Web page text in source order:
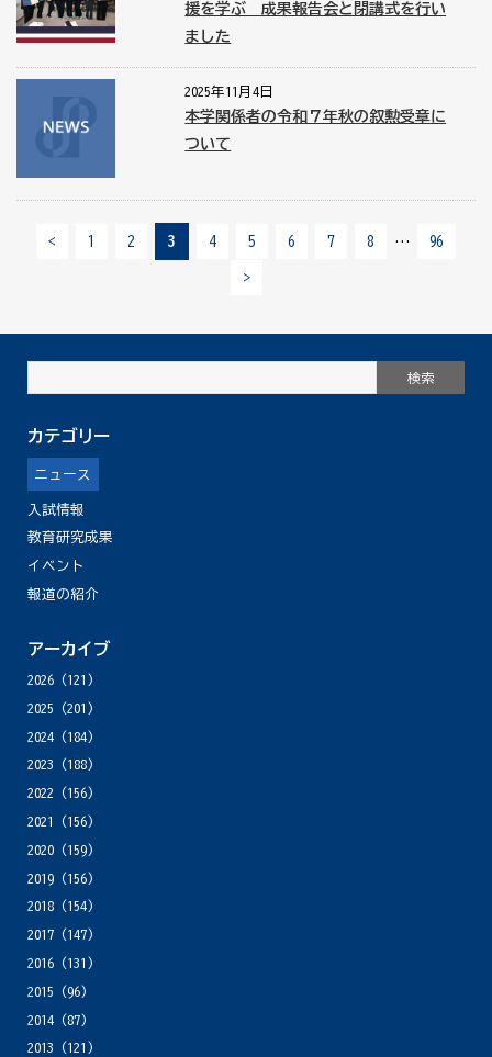
援を学ぶ 成果報告会と閉講式を行い
ました
2025年11月4日
本学関係者の令和７年秋の叙勲受章に
ついて
< 1 2 3 4 5 6 7 8 … 96
>
カテゴリー
ニュース
入試情報
教育研究成果
イベント
報道の紹介
アーカイブ
2026(121)
2025 (201)
2024(184)
2023 (188)
2022 (156)
2021
(156)
2020(159)
2019(156)
2018(154)
2017(147)
2016(131)
2015 (96)
2014(87)
2013 (121)